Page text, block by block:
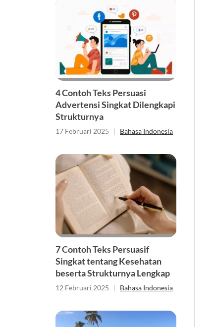
4 Contoh Teks Persuasi
Advertensi Singkat Dilengkapi
Strukturnya
17 Februari 2025 | Bahasa Indonesia
7 Contoh Teks Persuasif
Singkat tentang Kesehatan
beserta Strukturnya Lengkap
12 Februari 2025 | Bahasa Indonesia